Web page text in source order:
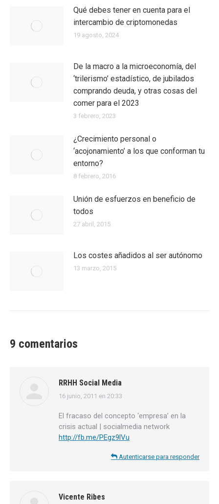
Qué debes tener en cuenta para el
intercambio de criptomonedas
19 agosto, 2024
De la macro a la microeconomía, del
‘trilerismo’ estadístico, de jubilados
comprando deuda, y otras cosas del
comer para el 2023
3 febrero, 2023
¿Crecimiento personal o
‘acojonamiento’ a los que conforman tu
entorno?
8 febrero, 2016
Unión de esfuerzos en beneficio de
todos
27 abril, 2015
Los costes añadidos al ser autónomo
13 marzo, 2015
9 comentarios
RRHH Social Media
dice:
16 junio, 2011 en 20:33
El fracaso del concepto ‘empresa’ en la
crisis actual | socialmedia network
http://fb.me/PEgz9lVu
Autenticarse para responder
Vicente Ribes